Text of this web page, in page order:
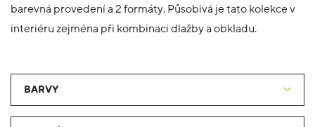
barevná provedení a 2 formáty. Působivá je tato kolekce v
interiéru zejména při kombinaci dlažby a obkladu.
BARVY